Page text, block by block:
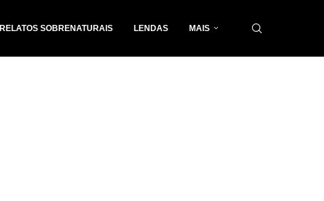
RELATOS SOBRENATURAIS LENDAS MAIS